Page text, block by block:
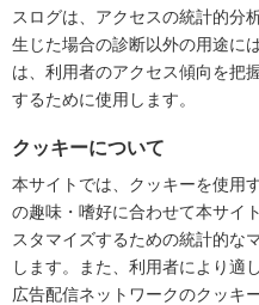
スログは、アクセスの統計的分
生じた場合の診断以外の用途に
は、利用者のアクセス傾向を把
するために使用します。
クッキーについて
本サイトでは、クッキーを使用
の趣味・嗜好に合わせて本サイ
スタマイズするための統計的な
します。また、利用者により適
広告配信ネットワークのクッキ